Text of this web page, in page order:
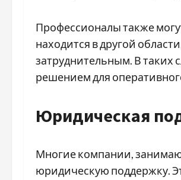
Профессионалы также
находится в другой
затруднительным. В таких
решением для
Юридическая
Многие компании,
юридическую поддержку.